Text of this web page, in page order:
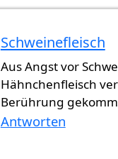
Schweinefleisch
Aus Angst vor
Hähnchenfleisch
Berührung
Antworten